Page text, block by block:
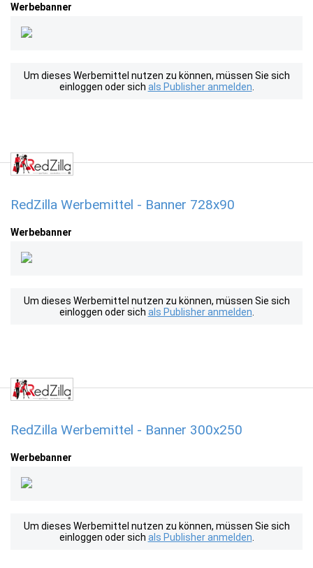
Werbebanner
Um dieses Werbemittel nutzen zu können, müssen Sie sich
einloggen oder sich als Publisher anmelden
RedZilla Werbemittel - Banner 728x90
Werbebanner
Um dieses Werbemittel nutzen zu können, müssen Sie sich
einloggen oder sich als Publisher anmelden
RedZilla Werbemittel - Banner 300x250
Werbebanner
Um dieses Werbemittel nutzen zu können, müssen Sie sich
einloggen oder sich als Publisher anmelden